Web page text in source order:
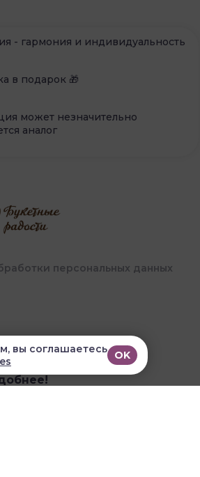
- гармония и индивидуальность
в подарок 🎁
может незначительно
аналог
персональных данных
вы соглашаетесь
OK